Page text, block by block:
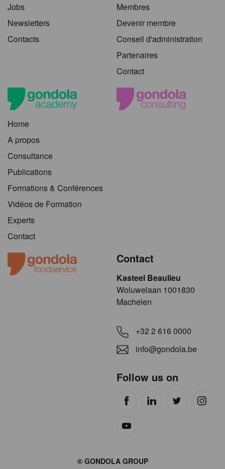
Jobs
Newsletters
Contacts
Membres
Devenir membre
Conseil d'administration
Partenaires
Contact
Home
A propos
Consultance
Publications
Formations & Conférences
Vidéos de Formation
Experts
Contact
Contact
Kasteel Beaulieu
​​​Woluwelaan 1001830
Machelen
+32 2 616 0000
info@gondola.be
Follow us on
© GONDOLA GROUP